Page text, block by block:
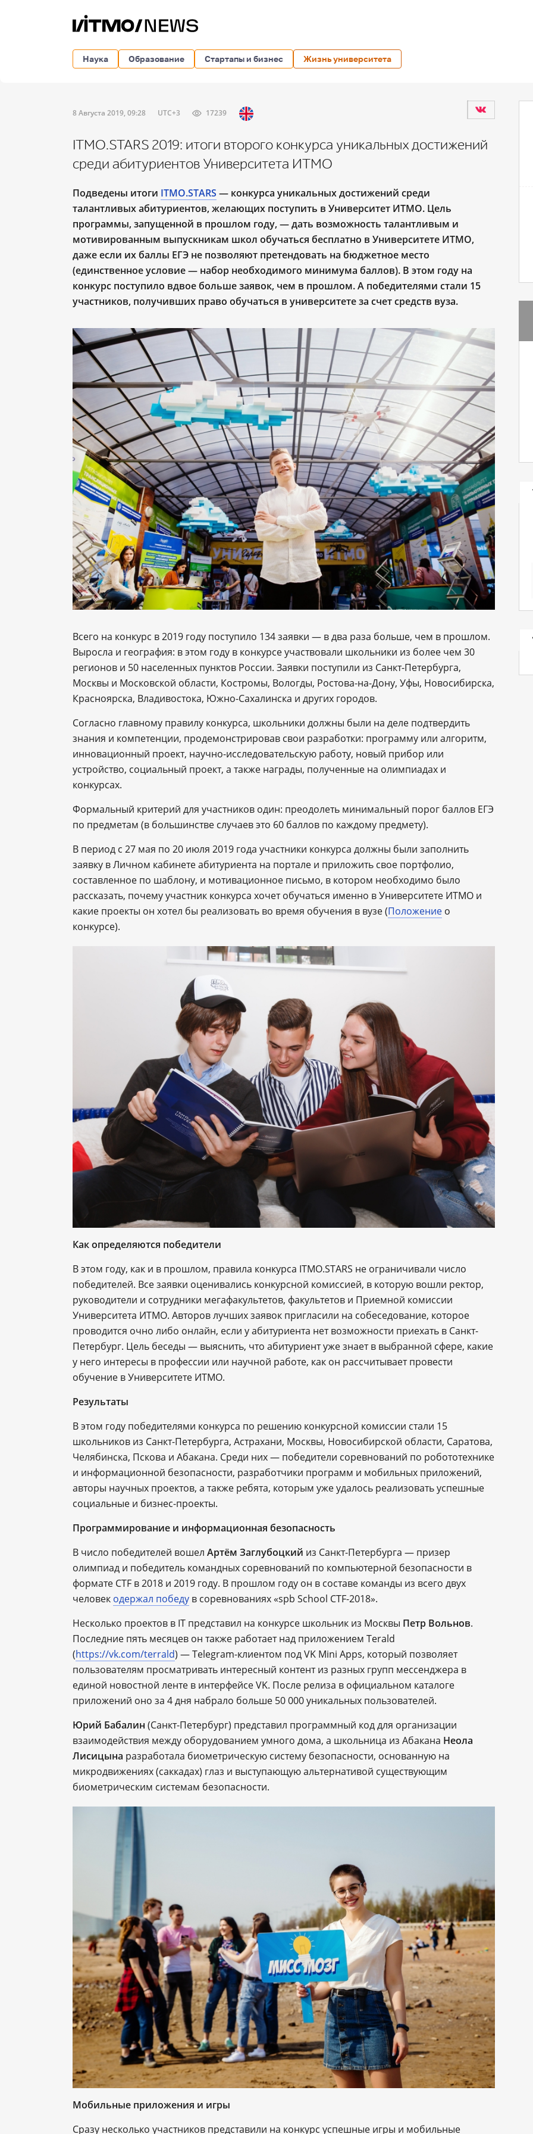
Наука Образование Стартапы и бизнес Жизнь университета
8 Августа 2019, 09:28 UTC+3 17239
ITMO.STARS 2019: итоги второго конкурса уникальных достижений
среди абитуриентов Университета ИТМО
Подведены итоги ITMO.STARS — конкурса уникальных достижений среди
талантливых абитуриентов, желающих поступить в Университет ИТМО. Цель
программы, запущенной в прошлом году, — дать возможность талантливым и
мотивированным выпускникам школ обучаться бесплатно в Университете ИТМО,
даже если их баллы ЕГЭ не позволяют претендовать на бюджетное место
(единственное условие — набор необходимого минимума баллов). В этом году на
конкурс поступило вдвое больше заявок, чем в прошлом. А победителями стали 15
участников, получивших право обучаться в университете за счет средств вуза.
Всего на конкурс в 2019 году поступило 134 заявки — в два раза больше, чем в прошлом.
Выросла и география: в этом году в конкурсе участвовали школьники из более чем 30
регионов и 50 населенных пунктов России. Заявки поступили из Санкт-Петербурга,
Москвы и Московской области, Костромы, Вологды, Ростова-на-Дону, Уфы, Новосибирска,
Красноярска, Владивостока, Южно-Сахалинска и других городов.
Согласно главному правилу конкурса, школьники должны были на деле подтвердить
знания и компетенции, продемонстрировав свои разработки: программу или алгоритм,
инновационный проект, научно-исследовательскую работу, новый прибор или
устройство, социальный проект, а также награды, полученные на олимпиадах и
конкурсах.
Формальный критерий для участников один: преодолеть минимальный порог баллов ЕГЭ
по предметам (в большинстве случаев это 60 баллов по каждому предмету).
В период с 27 мая по 20 июля 2019 года участники конкурса должны были заполнить
заявку в Личном кабинете абитуриента на портале и приложить свое портфолио,
составленное по шаблону, и мотивационное письмо, в котором необходимо было
рассказать, почему участник конкурса хочет обучаться именно в Университете ИТМО и
какие проекты он хотел бы реализовать во время обучения в вузе (Положение о
конкурсе).
Как определяются победители
В этом году, как и в прошлом, правила конкурса ITMO.STARS не ограничивали число
победителей. Все заявки оценивались конкурсной комиссией, в которую вошли ректор,
руководители и сотрудники мегафакультетов, факультетов и Приемной комиссии
Университета ИТМО. Авторов лучших заявок пригласили на собеседование, которое
проводится очно либо онлайн, если у абитуриента нет возможности приехать в Санкт-
Петербург. Цель беседы — выяснить, что абитуриент уже знает в выбранной сфере, какие
у него интересы в профессии или научной работе, как он рассчитывает провести
обучение в Университете ИТМО.
Результаты
В этом году победителями конкурса по решению конкурсной комиссии стали 15
школьников из Санкт-Петербурга, Астрахани, Москвы, Новосибирской области, Саратова,
Челябинска, Пскова и Абакана. Среди них — победители соревнований по робототехнике
и информационной безопасности, разработчики программ и мобильных приложений,
авторы научных проектов, а также ребята, которым уже удалось реализовать успешные
социальные и бизнес-проекты.
Программирование и информационная безопасность
В число победителей вошел Артём Заглубоцкий из Санкт-Петербурга — призер
олимпиад и победитель командных соревнований по компьютерной безопасности в
формате CTF в 2018 и 2019 году. В прошлом году он в составе команды из всего двух
человек одержал победу в соревнованиях «spb School CTF-2018».
Несколько проектов в IT представил на конкурсе школьник из Москвы Петр Вольнов.
Последние пять месяцев он также работает над приложением Terald
(https://vk.com/terrald) — Telegram-клиентом под VK Mini Apps, который позволяет
пользователям просматривать интересный контент из разных групп мессенджера в
единой новостной ленте в интерфейсе VK. После релиза в официальном каталоге
приложений оно за 4 дня набрало больше 50 000 уникальных пользователей.
Юрий Бабалин (Санкт-Петербург) представил программный код для организации
взаимодействия между оборудованием умного дома, а школьница из Абакана Неола
Лисицына разработала биометрическую систему безопасности, основанную на
микродвижениях (саккадах) глаз и выступающую альтернативой существующим
биометрическим системам безопасности.
Мобильные приложения и игры
Сразу несколько участников представили на конкурс успешные игры и мобильные